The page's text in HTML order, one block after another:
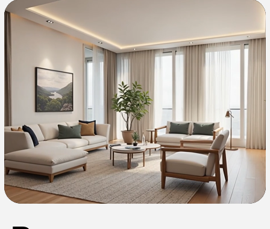
Комфорт
в вашу жизнь
Есть дела по-важней,
чем открывать шторы
Сложные
окна
Если у вас в доме
эркеры или угловые окна